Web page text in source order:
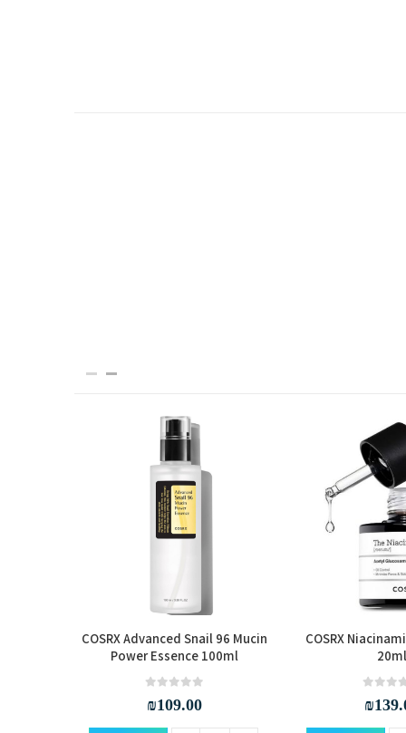
COSRX
20ml
₪
COSRX Advanced Snail 96 Mucin
Power Essence 100ml
₪109.00